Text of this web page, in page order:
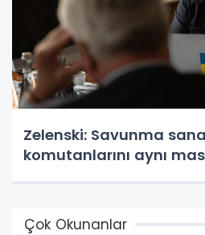
Zelenski: Savunma
komutanlarını aynı
Çok Okunanlar